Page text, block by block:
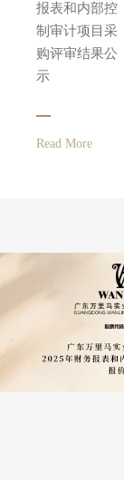
报表和内部控
制审计项目采
购评审结果公
示
Read More